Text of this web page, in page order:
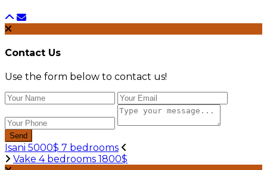
Contact Us
Use the form below to contact us!
Send
Isani 5000$ 7 bedrooms
Vake 4 bedrooms 1800$